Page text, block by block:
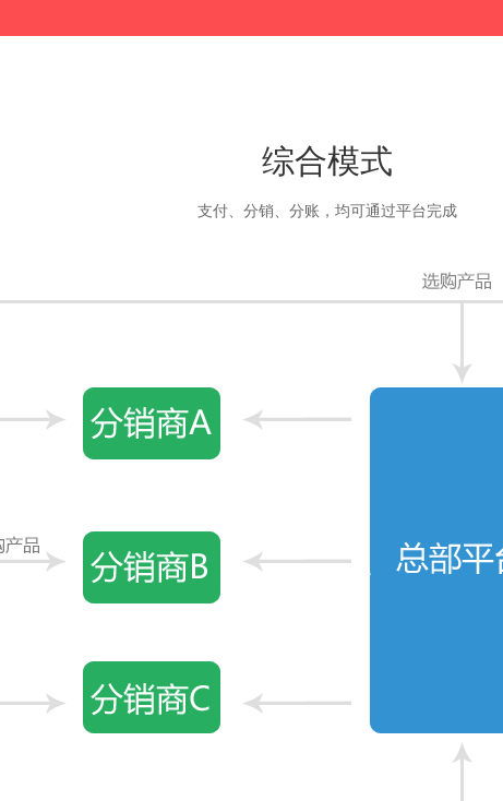
综合模式
支付、分销、分账，均可通过平台完成